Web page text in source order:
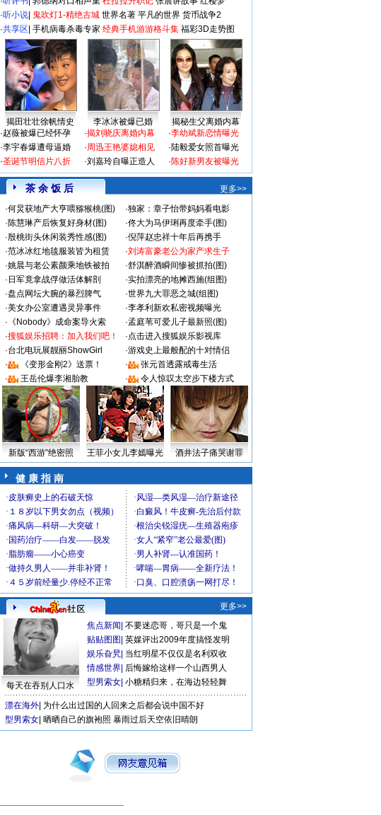
·听小说 鬼吹灯1-精绝古城 世界名著 平凡的世界 货币战争2
·共享区 手机病毒杀毒专家 经典手机游游格斗集 福彩3D走势图
揭田壮壮徐帆情史 李冰冰被爆已婚
揭秘生父离婚内幕
·赵薇被爆已经怀孕
·李宇春爆遭母逼婚
·圣诞节明信片八折
·揭刘晓庆离婚内幕
·周迅王艳婆媳相见
·刘嘉玲自曝正造人
·李幼斌新恋情曝光
·陆毅爱女照首曝光
·陈好新男友被曝光
茶 余 饭 后
更多>>
·何炅获地产大亨喂猕猴桃(图) ·独家：章子怡带妈妈看电影
·陈慧琳产后恢复好身材(图) ·佟大为马伊琍再度牵手(图)
·殷桃街头休闲装秀性感(图) ·倪萍赵忠祥十年后再携手
·范冰冰红地毯服装皆为租赁 ·刘涛富豪老公为家产求生子
·姚晨与老公素颜乘地铁被拍 ·舒淇醉酒瞬间惨被抓拍(图)
· 日军竟拿战俘做活体解剖 ·实拍漂亮的地摊西施(组图)
·盘点网坛大腕的暴烈脾气 ·世界九大罪恶之城(组图)
·美女办公室遭遇灵异事件 ·李孝利新欢私密视频曝光
· 《Nobody》成命案导火索 ·孟庭苇可爱儿子最新照(图)
·搜狐娱乐招聘：加入我们吧！ ·点击进入搜狐娱乐影视库
·台北电玩展靓丽ShowGirl ·游戏史上最般配的十对情侣
·
《变形金刚2》送票！ ·
张元首透露戒毒生活
·
王岳伦爆李湘胎教 · 令人惊叹太空步下楼方式
新版“西游”绝密照 王菲小女儿李嫣曝光 酒井法子痛哭谢罪
健 康 指 南
更多>>
每天在吞别人口水
焦点新闻 不要迷恋哥，哥只是一个鬼
贴贴图图 英媒评出2009年度搞怪发明
娱乐旮旯 当红明星不仅仅是名利双收
情感世界 后悔嫁给这样一个山西男人
型男索女 小糖精归来，在海边轻轻舞
漂在海外 为什么出过国的人回来之后都会说中国不好
型男索女 晒晒自己的旗袍照 暴雨过后天空依旧晴朗